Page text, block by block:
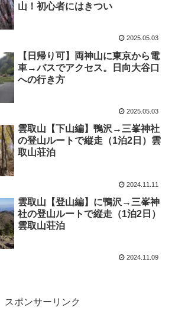
山！初心者にはきつい
2025.05.03
【日帰り可】両神山に東京から電
車→バスでアクセス。日向大谷口
への行き方
2025.05.03
雲取山【下山編】鴨沢→三峯神社
の登山ルートで縦走（1泊2日）雲
取山荘泊
2024.11.11
雲取山【登山編】に鴨沢→三峯神
社の登山ルートで縦走（1泊2日）
雲取山荘泊
2024.11.09
スポンサーリンク